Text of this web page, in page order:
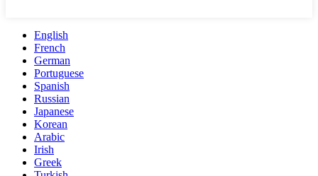
English
French
German
Portuguese
Spanish
Russian
Japanese
Korean
Arabic
Irish
Greek